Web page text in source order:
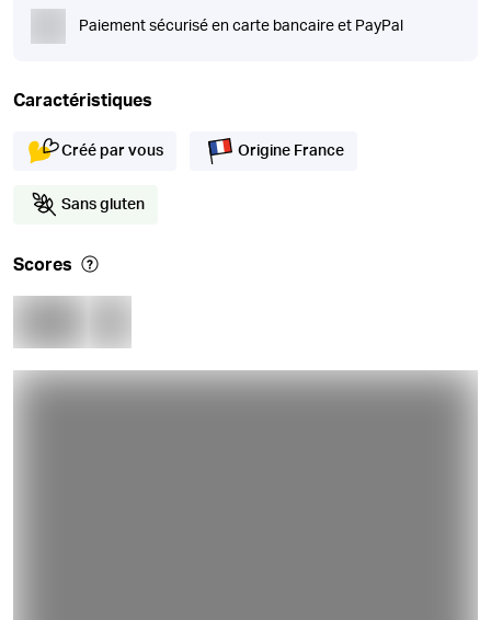
Paiement sécurisé en carte bancaire et PayPal
Caractéristiques
Créé par vous Origine France
Sans gluten
Scores